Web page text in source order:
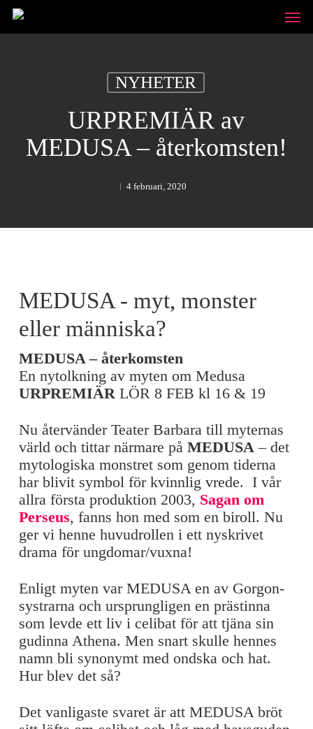
Skip
NYHETER
URPREMIÄR av
MEDUSA – återkomsten!
4 februari, 2020
MEDUSA - myt, monster
eller människa?
MEDUSA – återkomsten
En nytolkning av myten om Medusa
URPREMIÄRLÖR 8 FEB kl 16 & 19
Nu återvänder Teater Barbara till myternas
värld och tittar närmare på MEDUSA– det
mytologiska monstret som genom tiderna
har blivit symbol för kvinnlig vrede. I vår
allra första produktion 2003, Sagan om
Perseus, fanns hon med som en biroll. Nu
ger vi henne huvudrollen i ett nyskrivet
drama för ungdomar/vuxna!
Enligt myten var MEDUSA en av Gorgon-
systrarna och ursprungligen en prästinna
som levde ett liv i celibat för att tjäna sin
gudinna Athena. Men snart skulle hennes
namn bli synonymt med ondska och hat.
Hur blev det så?
Det vanligaste svaret är att MEDUSA bröt